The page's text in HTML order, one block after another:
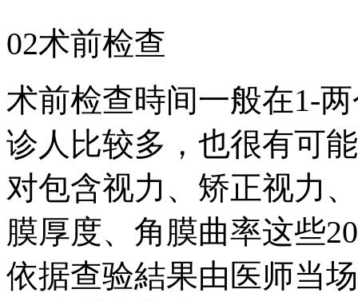
02术前检查
术前检查時间一般在1-
诊人比较多，也很有可
对包含视力、矫正视力
膜厚度、角膜曲率这些
依据查验結果由医师当